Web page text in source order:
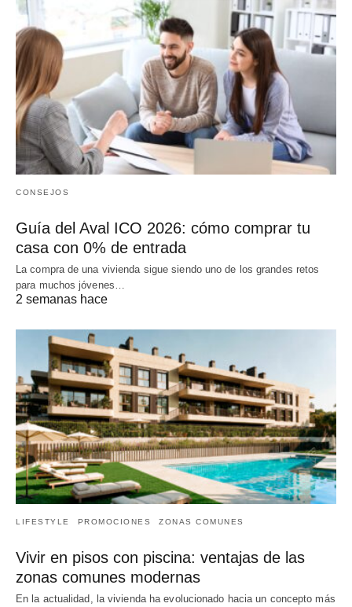
CONSEJOS
Guía del Aval ICO 2026: cómo comprar tu
casa con 0% de entrada
La compra de una vivienda sigue siendo uno de los grandes retos
para muchos jóvenes…
2 semanas hace
LIFESTYLE PROMOCIONES ZONAS COMUNES
Vivir en pisos con piscina: ventajas de las
zonas comunes modernas
En la actualidad, la vivienda ha evolucionado hacia un concepto más